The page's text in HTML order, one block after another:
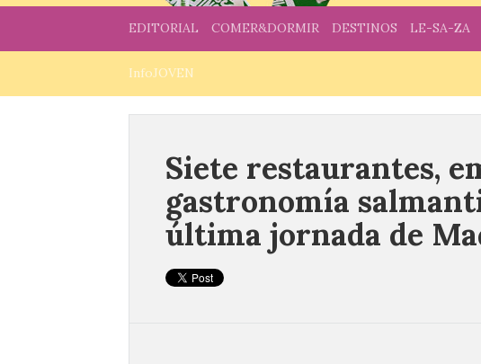
EDITORIAL COMER&DORMIR DESTINOS LE-SA-ZA
InfoJOVEN
Siete restaurantes,
gastronomía
última jornada de